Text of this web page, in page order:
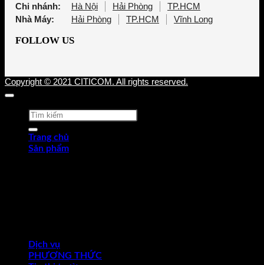
Chi nhánh: Hà Nội Hải Phòng
TP.HCM
Nhà Máy:
Hải Phòng TP.HCM Vĩnh Long
FOLLOW US
Copyright © 2021 CITICOM. All rights reserved.
Tìm
kiếm:
Trang chủ
Sản phẩm
Dịch vụ
PHƯƠNG THỨC